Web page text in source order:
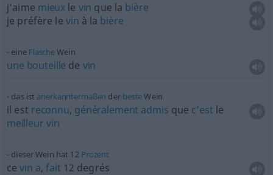
j’aime mieux le vin que la bière
je préfère le vin à la bière
eine FlascheWein
une bouteille de vin
das ist anerkanntermaßen der besteWein
il est reconnu, généralement admis que c’est le
meilleur vin
dieser Wein hat 12 Prozent
cevin a,fait 12 degrés